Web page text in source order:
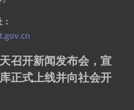
召开新闻发布会，宣
正式上线并向社会开